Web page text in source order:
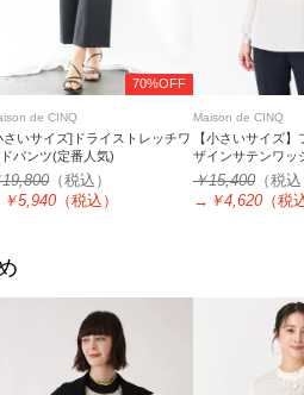
70%OFF
de CINQ
さいサイズ]ドライストレッチワ
パンツ(定番人気)
（税込）
￥5,940 （税込）
Maison de CINQ
【小さいサイズ
ザインサテンワッ
洗える
￥15,400（税
→ ￥4,620（税